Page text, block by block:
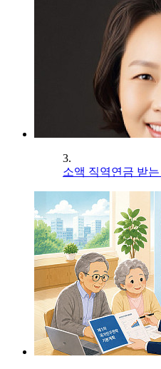
3.
소액 직역연금 받